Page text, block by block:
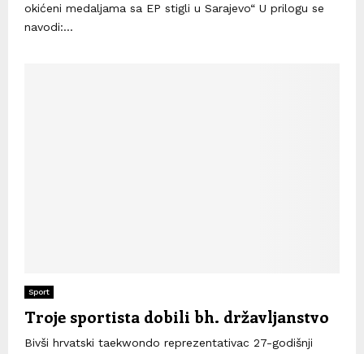
okićeni medaljama sa EP stigli u Sarajevo“ U prilogu se
navodi:...
Sport
Troje sportista dobili bh. državljanstvo
Bivši hrvatski taekwondo reprezentativac 27-godišnji